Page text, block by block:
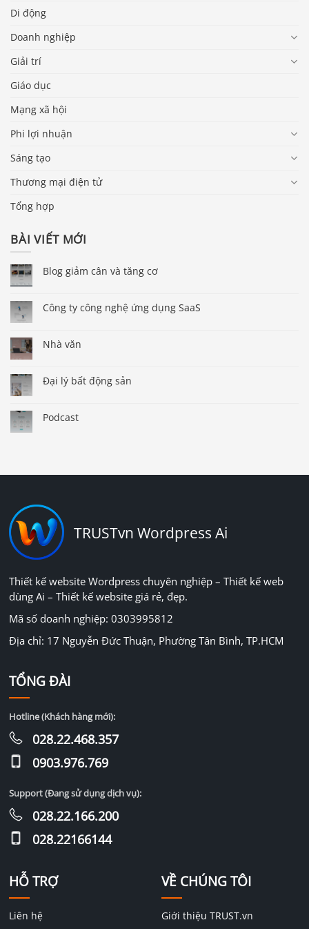
Di động
Doanh nghiệp
Giải trí
Giáo dục
Mạng xã hội
Phi lợi nhuận
Sáng tạo
Thương mại điện tử
Tổng hợp
BÀI VIẾT MỚI
Blog giảm cân và tăng cơ
Công ty công nghệ ứng dụng SaaS
Nhà văn
Đại lý bất động sản
Podcast
TRUSTvn Wordpress Ai
Thiết kế website Wordpress chuyên nghiệp – Thiết kế web
dùng Ai – Thiết kế website giá rẻ, đẹp.
Mã số doanh nghiệp: 0303995812
Địa chỉ: 17 Nguyễn Đức Thuận, Phường Tân Bình, TP.HCM
HỖ TRỢ
Liên hệ
VỀ CHÚNG TÔI
Giới thiệu TRUST.vn
TỔNG ĐÀI
Hotline (Khách hàng mới):
028.22.468.357
0903.976.769
Support (Đang sử dụng dịch vụ):
028.22.166.200
028.22166144